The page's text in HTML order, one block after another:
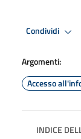
Condividi
Argomenti:
Accesso
INDICE